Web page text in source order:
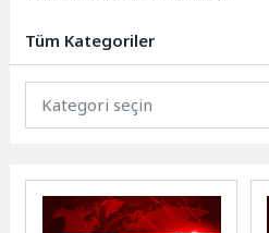
Tüm Kategoriler